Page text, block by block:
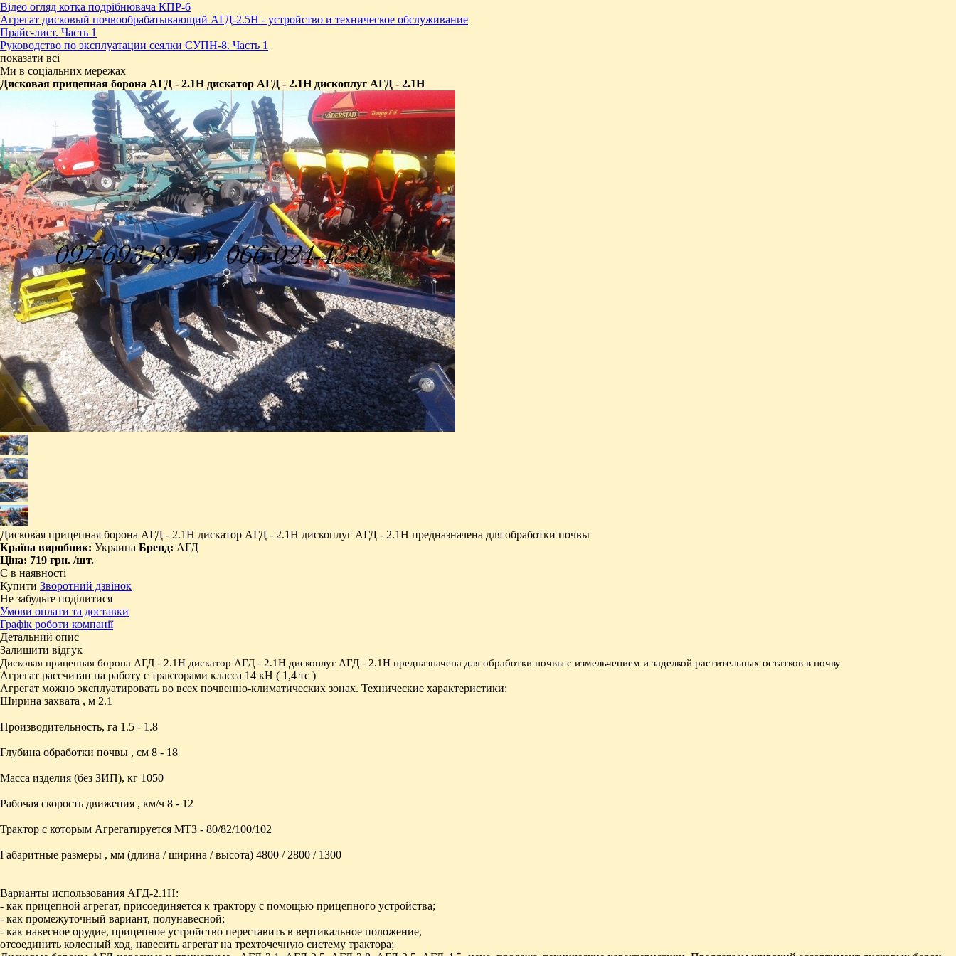
Відео огляд котка подрібнювача КПР-6
Агрегат дисковый почвообрабатывающий АГД-2.5Н - устройство и техническое обслуживание
Прайс-лист. Часть 1
Руководство по эксплуатации сеялки СУПН-8. Часть 1
показати всі
Ми в соціальних мережах
​Дисковая прицепная борона АГД - 2.1Н дискатор АГД - 2.1Н дископлуг АГД - 2.1Н
​Дисковая прицепная борона АГД - 2.1Н дискатор АГД - 2.1Н дископлуг АГД - 2.1Н предназначена для обработки почвы
Країна виробник: Украина Бренд: АГД
Ціна: 719 грн. /шт.
Є в наявності
Купити Зворотний дзвінок
Не забудьте поділитися
Умови оплати та доставки
Графік роботи компанії
Детальний опис
Залишити відгук
Дисковая прицепная борона АГД - 2.1Н дискатор АГД - 2.1Н дископлуг АГД - 2.1Н предназначена для обработки почвы с измельчением и заделкой растительных остатков в почву
Агрегат рассчитан на работу с тракторами класса 14 кН ( 1,4 тс )
Агрегат можно эксплуатировать во всех почвенно-климатических зонах. Технические характеристики:
Ширина захвата , м 2.1
Производительность, га 1.5 - 1.8
Глубина обработки почвы , см 8 - 18
Масса изделия (без ЗИП), кг 1050
Рабочая скорость движения , км/ч 8 - 12
Трактор с которым Агрегатируется МТЗ - 80/82/100/102
Габаритные размеры , мм (длина / ширина / высота) 4800 / 2800 / 1300
Варианты использования АГД-2.1Н:
- как прицепной агрегат, присоединяется к трактору с помощью прицепного устройства;
- как промежуточный вариант, полунавесной;
- как навесное орудие, прицепное устройство переставить в вертикальное положение,
отсоединить колесный ход, навесить агрегат на трехточечную систему трактора;